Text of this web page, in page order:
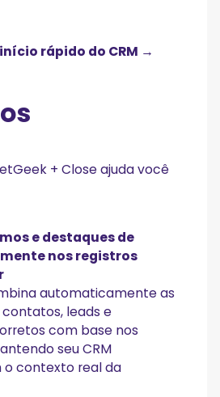
rápido do CRM →
+ Close ajuda você
e destaques de
nos registros
automaticamente as
leads e
com base nos
seu CRM
o contexto real da